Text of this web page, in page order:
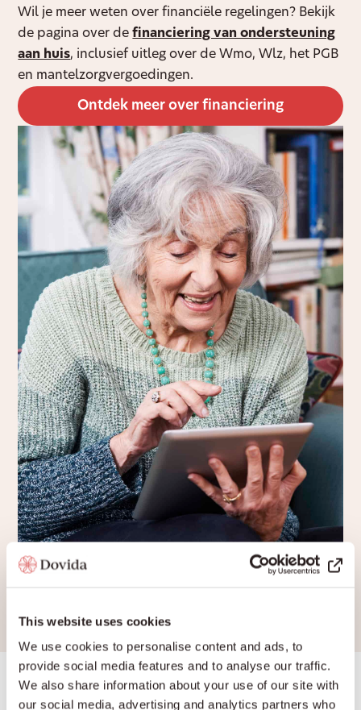
This website uses cookies
We use cookies to personalise content and ads, to
provide social media features and to analyse our traffic.
We also share information about your use of our site with
our social media, advertising and analytics partners who
Wil je meer weten over financiële regelingen? Bekijk
de pagina over definanciering van ondersteuning
aan huis, inclusief uitleg over de Wmo, Wlz, het PGB
en mantelzorgvergoedingen.
Ontdek meer over financiering
Dovida helpt bij de